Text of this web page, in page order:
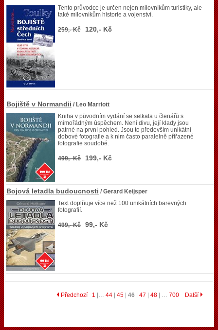
Tento průvodce je určen nejen milovníkům turistiky, ale
také milovníkům historie a vojenství.
259,- Kč 120,- Kč
Bojiště v Normandii / Leo Marriott
Kniha v původním vydání se setkala u čtenářů s
mimořádným úspěchem. Není divu, její klady jsou
patrné na první pohled. Jsou to především unikátní
dobové fotografie a k nim často paralelně přiřazené
fotografie soudobé.
499,- Kč 199,- Kč
Bojová letadla budoucnosti / Gerard Keijsper
Text doplňuje více než 100 unikátních barevných
fotografií.
499,- Kč 99,- Kč
Předchozí 1 |… 44 45 46 47 48 | … 700 Další